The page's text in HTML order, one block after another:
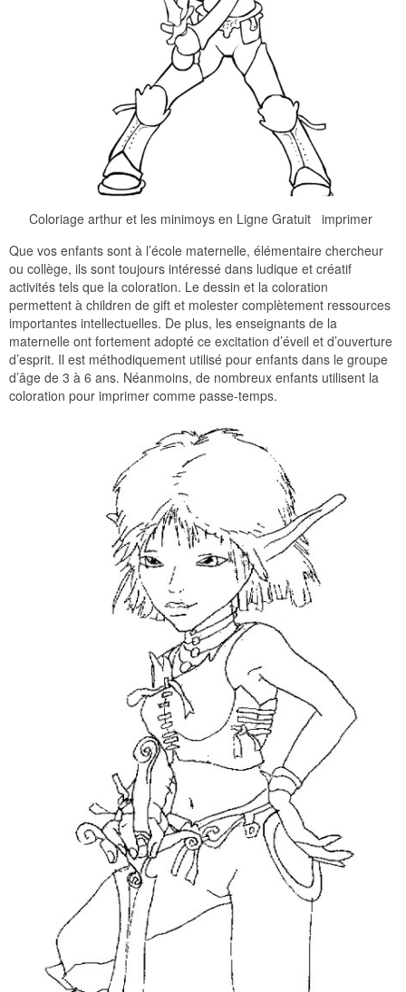
Coloriage arthur et les minimoys en Ligne Gratuit imprimer
Que vos enfants sont à l’école maternelle, élémentaire chercheur
ou collège, ils sont toujours intéressé dans ludique et créatif
activités tels que la coloration. Le dessin et la coloration
permettent à children de gift et molester complètement ressources
importantes intellectuelles. De plus, les enseignants de la
maternelle ont fortement adopté ce excitation d’éveil et d’ouverture
d’esprit. Il est méthodiquement utilisé pour enfants dans le groupe
d’âge de 3 à 6 ans. Néanmoins, de nombreux enfants utilisent la
coloration pour imprimer comme passe-temps.